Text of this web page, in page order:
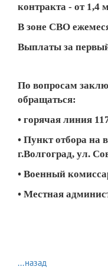
контракта - от 1,4
В зоне СВО
Выплаты за
По вопросам
обращаться:
• горячая линия
• Пункт отбора на
г.Волгоград, ул.
• Военный
• Местная
...назад